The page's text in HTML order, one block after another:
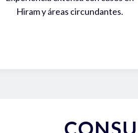
Hiram y áreas circundantes.